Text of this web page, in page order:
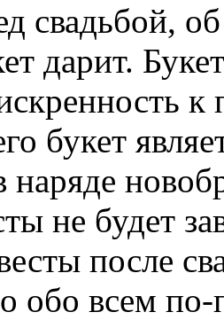
свадьбой,
дарит.
букет
наряде
не будет
после
обо всем по-